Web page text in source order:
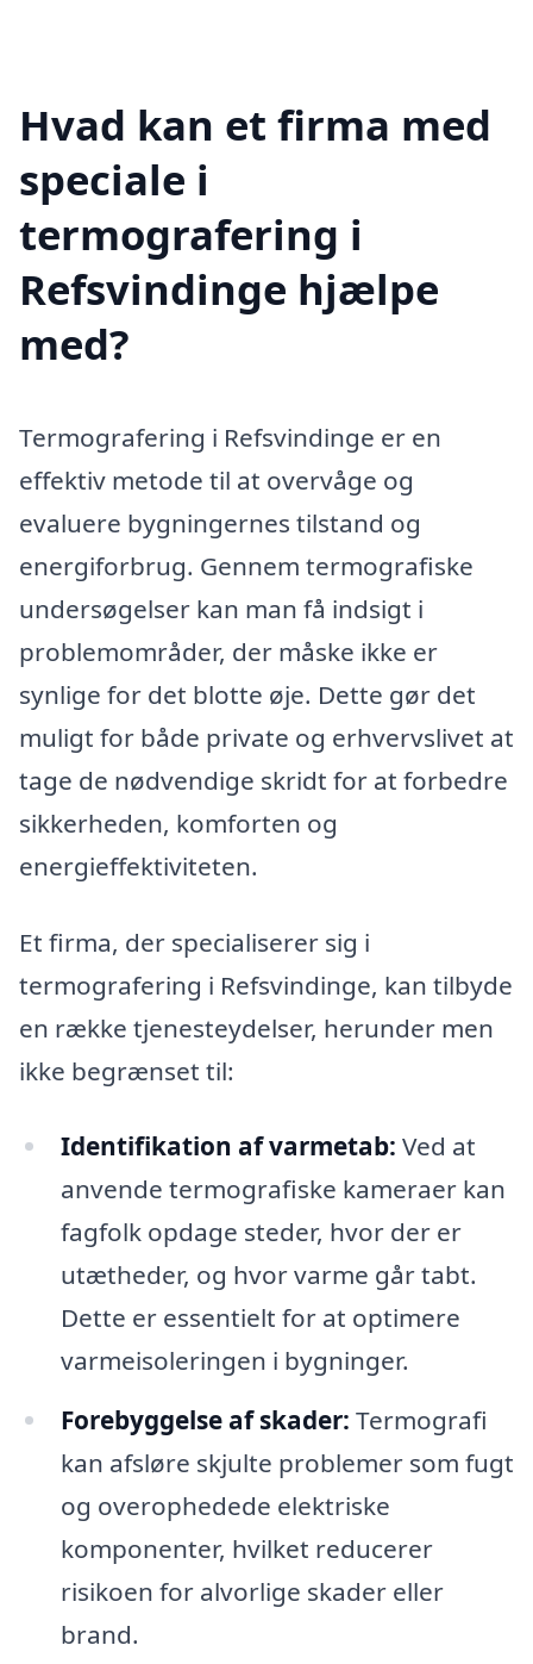
Hvad kan et firma med
speciale i
termografering i
Refsvindinge hjælpe
med?
Termografering i Refsvindinge er en
effektiv metode til at overvåge og
evaluere bygningernes tilstand og
energiforbrug. Gennem termografiske
undersøgelser kan man få indsigt i
problemområder, der måske ikke er
synlige for det blotte øje. Dette gør det
muligt for både private og erhvervslivet at
tage de nødvendige skridt for at forbedre
sikkerheden, komforten og
energieffektiviteten.
Et firma, der specialiserer sig i
termografering i Refsvindinge, kan tilbyde
en række tjenesteydelser, herunder men
ikke begrænset til:
Identifikation af varmetab: Ved at
anvende termografiske kameraer kan
fagfolk opdage steder, hvor der er
utætheder, og hvor varme går tabt.
Dette er essentielt for at optimere
varmeisoleringen i bygninger.
Forebyggelse af skader: Termografi
kan afsløre skjulte problemer som fugt
og overophedede elektriske
komponenter, hvilket reducerer
risikoen for alvorlige skader eller
brand.